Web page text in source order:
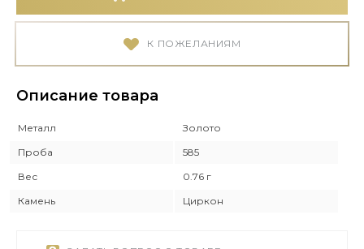
К ПОЖЕЛАНИЯМ
Описание товара
Металл
Золото
Проба
585
Вес
0.76 г
Камень
Циркон